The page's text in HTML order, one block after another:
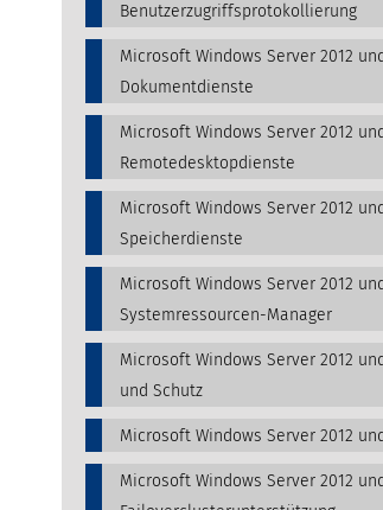
Benutzerzugriffsprotokollierung
Microsoft Windows Server 2012
Dokumentdienste
Microsoft Windows Server 2012
Remotedesktopdienste
Microsoft Windows Server 2012
Speicherdienste
Microsoft Windows Server 2012
Systemressourcen-Manager
Microsoft Windows Server 2012
und Schutz
Microsoft Windows Server 2012
Microsoft Windows Server 2012